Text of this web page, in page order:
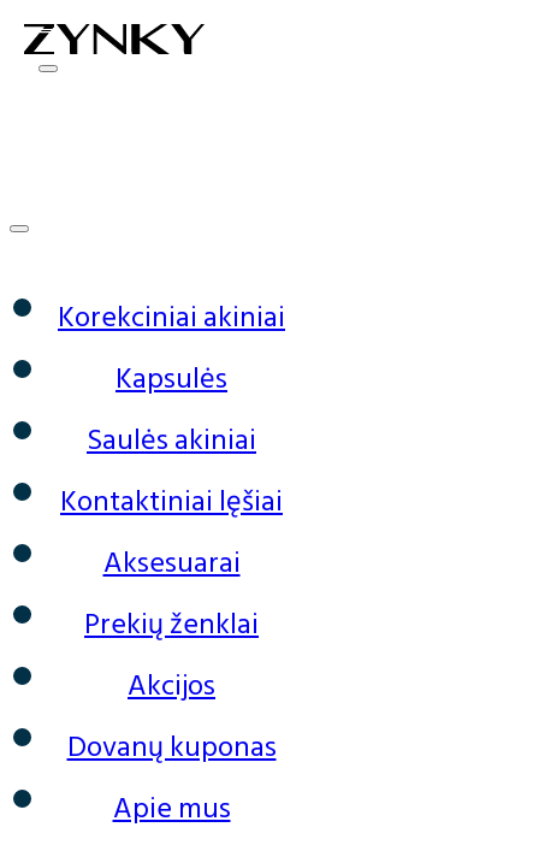
0
Korekciniai akiniai
Kapsulės
Saulės akiniai
Kontaktiniai lęšiai
Aksesuarai
Prekių ženklai
Akcijos
Dovanų kuponas
Apie mus